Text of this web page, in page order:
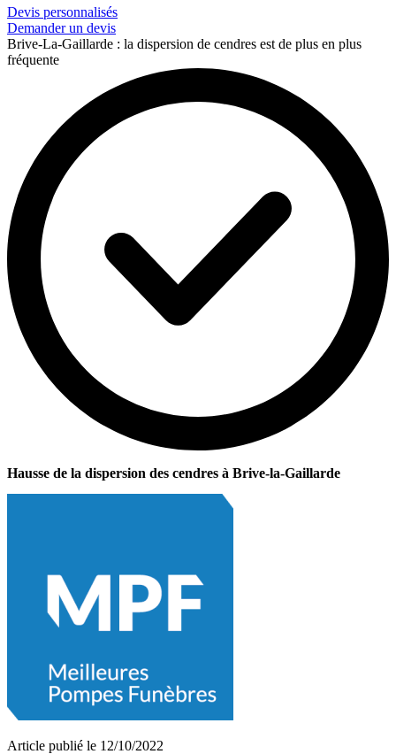
Devis personnalisés
Demander un devis
Brive-La-Gaillarde : la dispersion de cendres est de plus en plus
fréquente
Hausse de la dispersion des cendres à Brive-la-Gaillarde
Article publié le 12/10/2022